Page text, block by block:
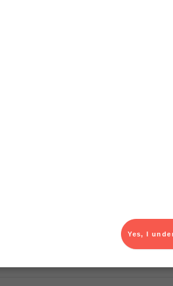
Du som är Menigo-
Yes, I